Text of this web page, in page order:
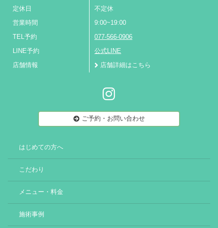
定休日 不定休
営業時間 9:00~19:00
TEL予約 077-566-0906
LINE予約 公式LINE
店舗情報 店舗詳細はこちら
ご予約・お問い合わせ
はじめての方へ
こだわり
メニュー・料金
施術事例